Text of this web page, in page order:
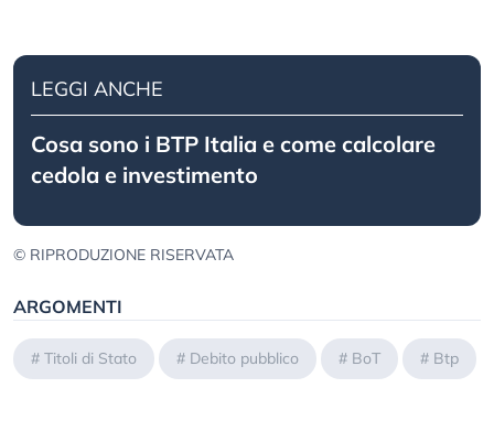
LEGGI ANCHE
Cosa sono i BTP Italia e come calcolare
cedola e investimento
© RIPRODUZIONE RISERVATA
ARGOMENTI
# Titoli di Stato # Debito pubblico # BoT # Btp